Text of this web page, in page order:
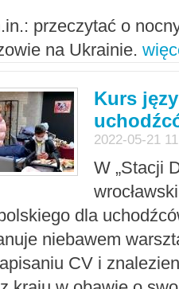
przeczytać o
na Ukrainie.
Kurs
2022-05-21
W „Stacji
dla
niebawem
CV i